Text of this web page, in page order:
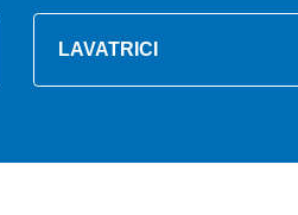
LAVATRICI